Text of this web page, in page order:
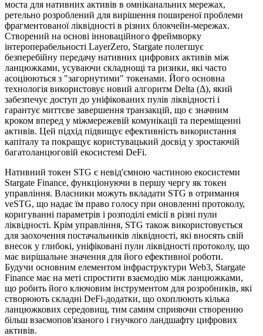
моста для нативних активів в омніканальних мережах,
ретельно розроблений для вирішення поширеної проблеми
фрагментованої ліквідності в різних блокчейн-мережах.
Створений на основі інноваційного фреймворку
інтероперабельності LayerZero, Stargate полегшує
безперебійну передачу нативних цифрових активів між
ланцюжками, усуваючи складнощі та ризики, які часто
асоціюються з "загорнутими" токенами. Його основна
технологія використовує новий алгоритм Delta (Δ), який
забезпечує доступ до уніфікованих пулів ліквідності і
гарантує миттєве завершення транзакцій, що є значним
кроком вперед у міжмережевій комунікації та переміщенні
активів. Цей підхід підвищує ефективність використання
капіталу та покращує користувацький досвід у зростаючій
багатоланцюговій екосистемі DeFi.
Нативний токен STG є невід'ємною частиною екосистеми
Stargate Finance, функціонуючи в першу чергу як токен
управління. Власники можуть вкладати STG в отримання
veSTG, що надає їм право голосу при оновленні протоколу,
коригуванні параметрів і розподілі емісії в різні пули
ліквідності. Крім управління, STG також використовується
для заохочення постачальників ліквідності, які вносять свій
внесок у глибокі, уніфіковані пули ліквідності протоколу, що
має вирішальне значення для його ефективної роботи.
Будучи основним елементом інфраструктури Web3, Stargate
Finance має на меті спростити взаємодію між ланцюжками,
що робить його ключовим інструментом для розробників, які
створюють складні DeFi-додатки, що охоплюють кілька
ланцюжкових середовищ, тим самим сприяючи створенню
більш взаємопов'язаного і гнучкого ландшафту цифрових
активів.